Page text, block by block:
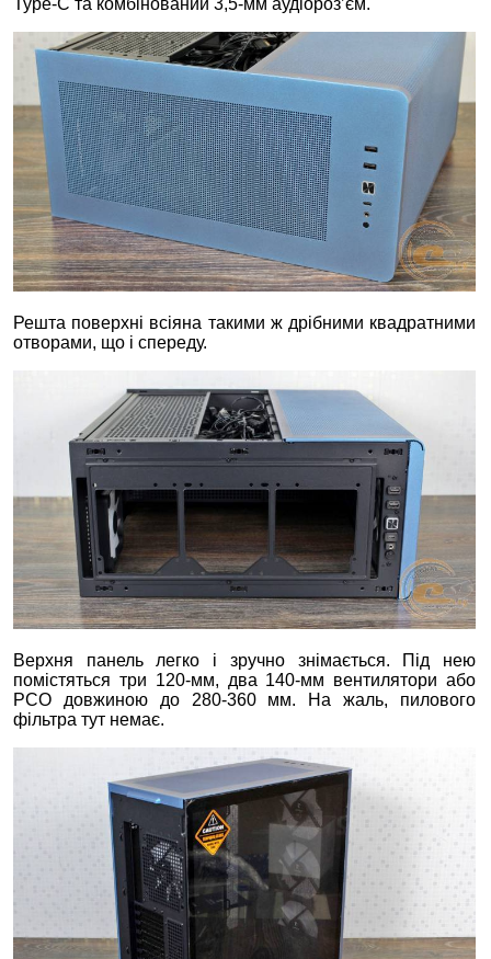
Решта поверхні всіяна такими ж дрібними квадратними
отворами, що і спереду.
Верхня панель легко і зручно знімається. Під нею
помістяться три 120-мм, два 140-мм вентилятори або
РСО довжиною до 280-360 мм. На жаль, пилового
фільтра тут немає.